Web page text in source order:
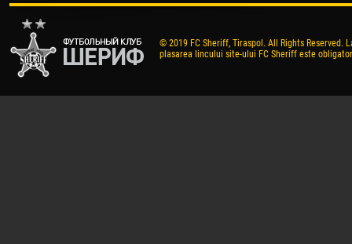
© 2019 FC Sheriff, Tiraspol. All Rights
plasarea lincului site-ului FC Sheriff este